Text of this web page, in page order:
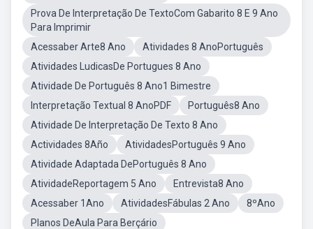
Prova De Interpretação De TextoCom Gabarito 8 E 9 Ano
Para Imprimir
Acessaber Arte8 Ano
Atividades 8 AnoPortuguês
Atividades LudicasDe Portugues 8 Ano
Atividade De Português 8 Ano1 Bimestre
Interpretação Textual 8 AnoPDF
Português8 Ano
Atividade De Interpretação De Texto 8 Ano
Actividades 8Año
AtividadesPortuguês 9 Ano
Atividade Adaptada DePortuguês 8 Ano
AtividadeReportagem 5 Ano
Entrevista8 Ano
Acessaber 1Ano
AtividadesFábulas 2 Ano
8ºAno
Planos DeAula Para Berçário